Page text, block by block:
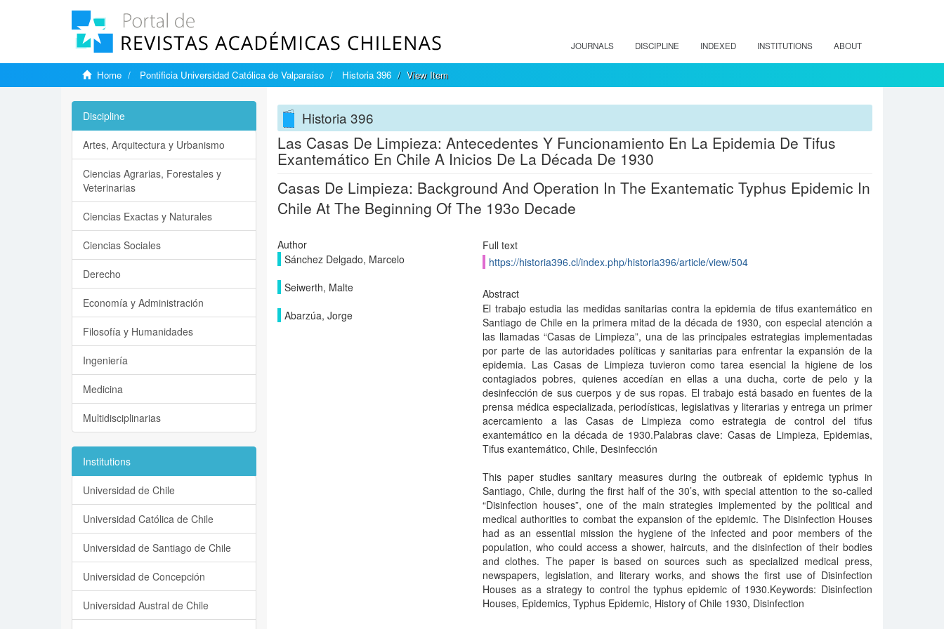
JOURNALS DISCIPLINE INDEXED INSTITUTIONS ABOUT
Home Pontificia Universidad Católica de Valparaíso Historia 396 View Item
Historia 396
Las Casas De Limpieza: Antecedentes Y Funcionamiento En La Epidemia De Tifus
Exantemático En Chile A Inicios De La Década De 1930
Casas De Limpieza: Background And Operation In The Exantematic Typhus Epidemic In
Chile At The Beginning Of The 193o Decade
Author
Sánchez Delgado, Marcelo
Seiwerth, Malte
Abarzúa, Jorge
Full text
https://historia396.cl/index.php/historia396/article/view/504
Abstract
El trabajo estudia las medidas sanitarias contra la epidemia de tifus exantemático en
Santiago de Chile en la primera mitad de la década de 1930, con especial atención a
las llamadas “Casas de Limpieza”, una de las principales estrategias implementadas
por parte de las autoridades políticas y sanitarias para enfrentar la expansión de la
epidemia. Las Casas de Limpieza tuvieron como tarea esencial la higiene de los
contagiados pobres, quienes accedían en ellas a una ducha, corte de pelo y la
desinfección de sus cuerpos y de sus ropas. El trabajo está basado en fuentes de la
prensa médica especializada, periodísticas, legislativas y literarias y entrega un primer
acercamiento a las Casas de Limpieza como estrategia de control del tifus
exantemático en la década de 1930.Palabras clave: Casas de Limpieza, Epidemias,
Tifus exantemático, Chile, Desinfección
This paper studies sanitary measures during the outbreak of epidemic typhus in
Santiago, Chile, during the first half of the 30’s, with special attention to the so-called
“Disinfection houses”, one of the main strategies implemented by the political and
medical authorities to combat the expansion of the epidemic. The Disinfection Houses
had as an essential mission the hygiene of the infected and poor members of the
population, who could access a shower, haircuts, and the disinfection of their bodies
and clothes. The paper is based on sources such as specialized medical press,
newspapers, legislation, and literary works, and shows the first use of Disinfection
Houses as a strategy to control the typhus epidemic of 1930.Keywords: Disinfection
Houses, Epidemics, Typhus Epidemic, History of Chile 1930, Disinfection
Discipline
Artes, Arquitectura y Urbanismo
Ciencias Agrarias, Forestales y
Veterinarias
Ciencias Exactas y Naturales
Ciencias Sociales
Derecho
Economía y Administración
Filosofía y Humanidades
Ingeniería
Medicina
Multidisciplinarias
Institutions
Universidad de Chile
Universidad Católica de Chile
Universidad de Santiago de Chile
Universidad de Concepción
Universidad Austral de Chile